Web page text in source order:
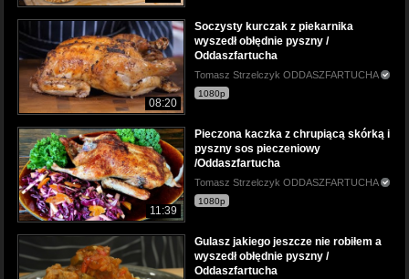
08:20
Soczysty kurczak z piekarnika
wyszedł obłędnie pyszny /
Oddaszfartucha
Tomasz Strzelczyk ODDASZFARTUCHA
1080p
11:39
Pieczona kaczka z chrupiącą skórką i
pyszny sos pieczeniowy
/Oddaszfartucha
Tomasz Strzelczyk ODDASZFARTUCHA
1080p
Gulasz jakiego jeszcze nie robiłem a
wyszedł obłędnie pyszny /
Oddaszfartucha